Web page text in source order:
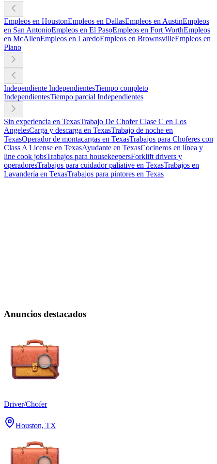
Empleos en HoustonEmpleos en DallasEmpleos en AustinEmpleos
en San AntonioEmpleos en El PasoEmpleos en Fort WorthEmpleos
en McAllenEmpleos en LaredoEmpleos en BrownsvilleEmpleos en
Plano
Independiente IndependientesTiempo completo
IndependientesTiempo parcial Independientes
Sin experiencia en TexasTrabajo De Chofer Clase C en Los
AngelesCarga y descarga en TexasTrabajo de noche en
TexasOperador de montacargas en TexasTrabajos para Choferes con
Class A License en TexasAyudante en TexasCocineros en línea y
line cook jobsTrabajos para housekeepersForklift drivers y
operadoresTrabajos para cuidador paliative en TexasTrabajos en
Lavandería en TexasTrabajos para pintores en Texas
Anuncios destacados
Driver/Chofer
Houston, TX